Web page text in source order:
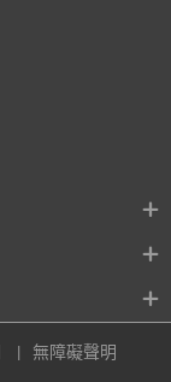
無障礙聲明